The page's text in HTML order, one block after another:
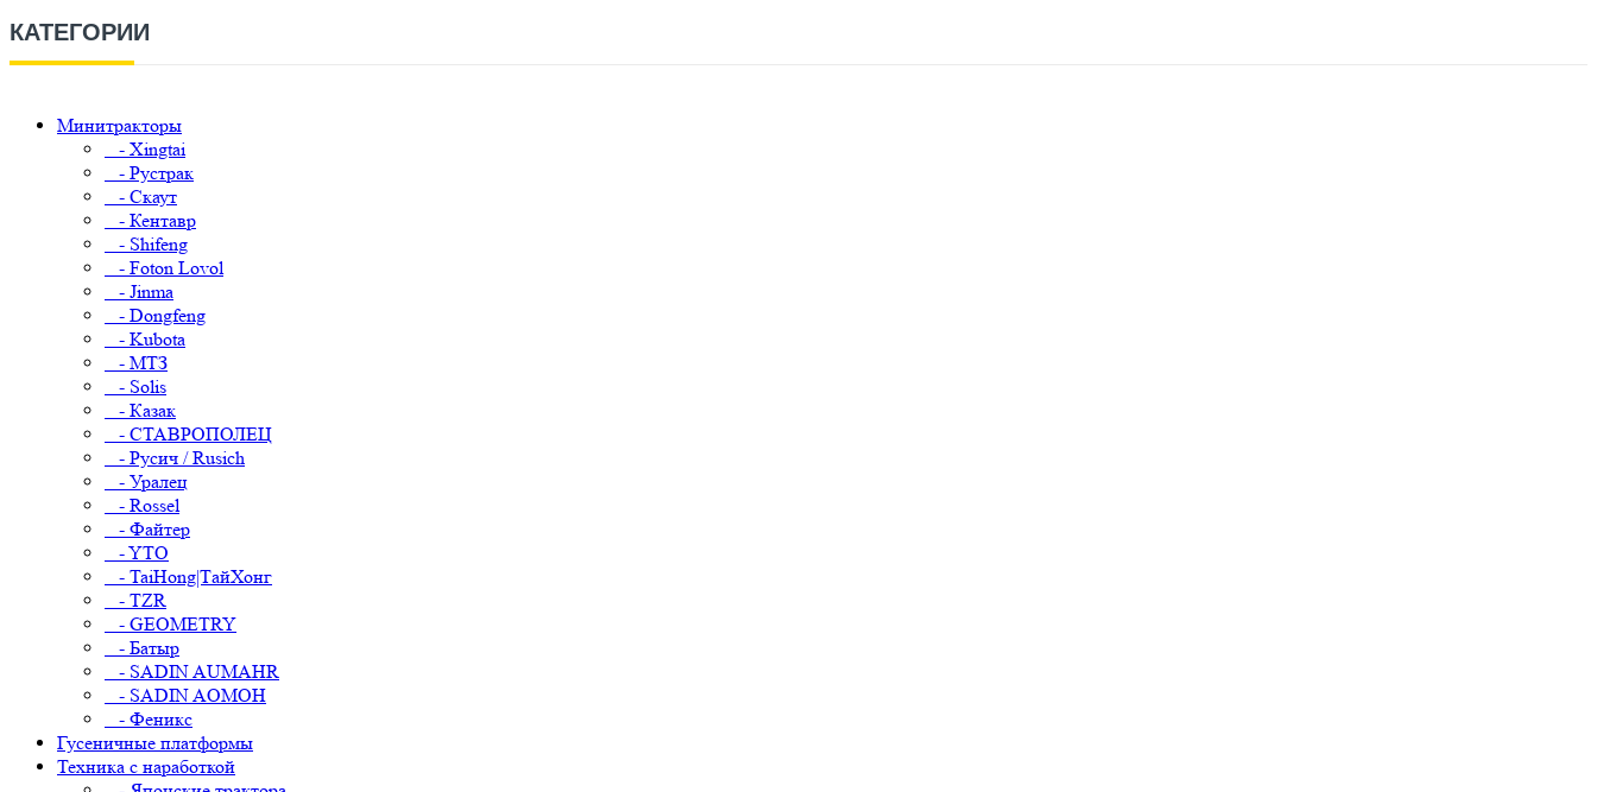
КАТЕГОРИИ
Минитракторы
- Xingtai
- Рустрак
- Скаут
- Кентавр
- Shifeng
- Foton Lovol
- Jinma
- Dongfeng
- Kubota
- МТЗ
- Solis
- Казак
- СТАВРОПОЛЕЦ
- Русич / Rusich
- Уралец
- Rossel
- Файтер
- YTO
- TaiHong|ТайХонг
- TZR
- GEOMETRY
- Батыр
- SADIN AUMAHR
- SADIN AOMOH
- Феникс
Гусеничные платформы
Техника с наработкой